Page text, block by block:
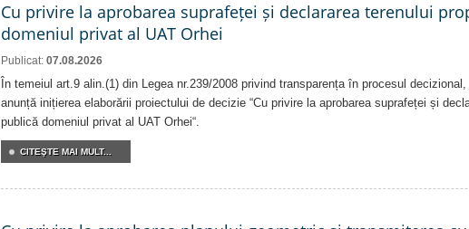
Cu privire la aprobarea suprafeței și declararea terenului
domeniul privat al UAT Orhei
Publicat: 07.08.2026
În temeiul art.9 alin.(1) din Legea nr.239/2008 privind transparența în procesul
anunță inițierea elaborării proiectului de decizie “Cu privire la aprobarea suprafeței și
publică domeniul privat al UAT Orhei“.
CITEŞTE MAI MULT...